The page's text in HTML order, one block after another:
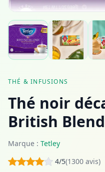
THÉ & INFUSIONS
Thé noir
British
Marque : Tetley
4/5(1300 avis)